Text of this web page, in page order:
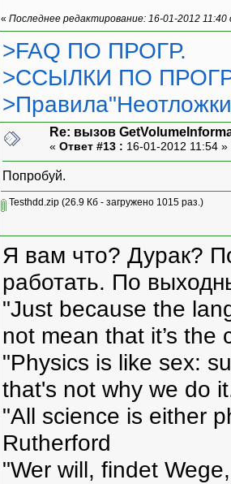
« Последнее редактирование: 16-01-2012 11:40
>FAQ ПО ПРОГР.
>ССЫЛКИ ПО
Re: вызов
« Ответ #13 : 16-01-2012 11:54 »
Попробуй.
Testhdd.zip (26.9 Кб - загружено 1015 раз.)
Я вам что? Дурак?
работать. По
"Just because the
not mean that it’s the
"Physics is like sex:
that's not why we do
"All science is either
Rutherford
"Wer will, findet